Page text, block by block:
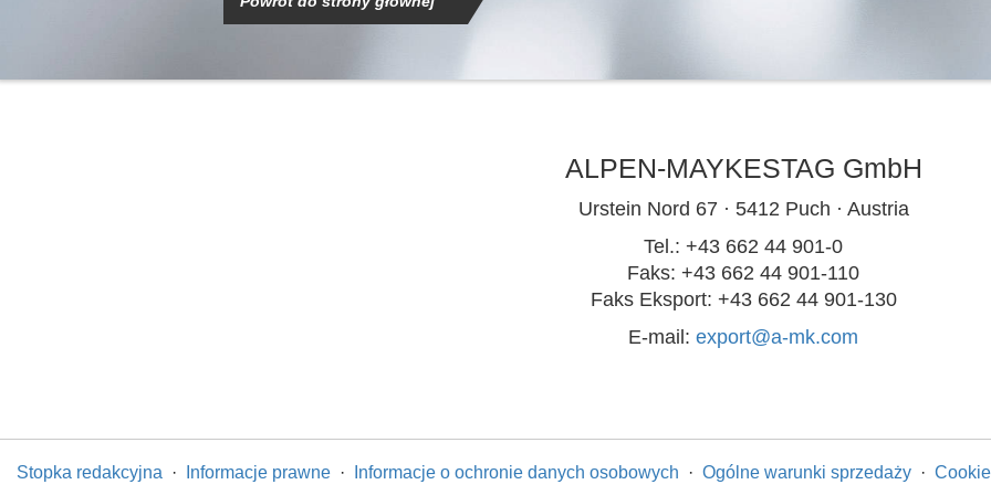
ALPEN-MAYKESTAG GmbH
Urstein Nord 67 · 5412 Puch · Austria
Tel.: +43 662 44 901-0
Faks: +43 662 44 901-110
Faks Eksport: +43 662 44 901-130
E-mail: export@a-mk.com
Stopka redakcyjna · Informacje prawne · Informacje o ochronie danych osobowych · Ogólne warunki sprzedaży ·